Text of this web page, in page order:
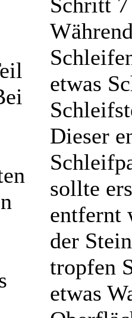
etwas
Dieser
sollte
entfernt
der
tropfen
etwas